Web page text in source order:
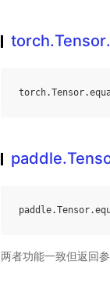
torch.Tensor.
paddle.Tensor.
两者功能一致但返回